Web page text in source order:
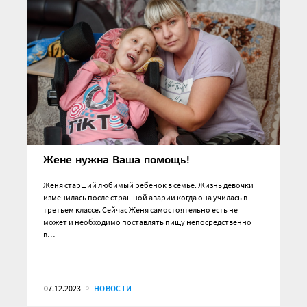
Жене нужна Ваша помощь!
Женя старший любимый ребенок в семье. Жизнь девочки
изменилась после страшной аварии когда она училась в
третьем классе. Сейчас Женя самостоятельно есть не
может и необходимо поставлять пищу непосредственно
в…
07.12.2023 НОВОСТИ